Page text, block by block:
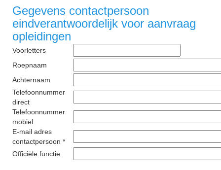
Gegevens contactpersoon
eindverantwoordelijk voor aanvraag
opleidingen
Voorletters
Roepnaam
Achternaam
Telefoonnummer
direct
Telefoonnummer
mobiel
E-mail adres
contactpersoon *
Officiële functie